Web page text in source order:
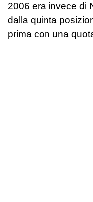
2006 era invece di
dalla quinta
prima con una